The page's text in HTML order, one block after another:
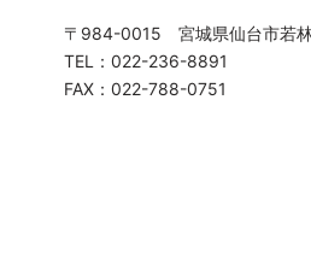
〒984-0015 宮城県仙台市若
TEL：022-236-8891
FAX：022-788-0751